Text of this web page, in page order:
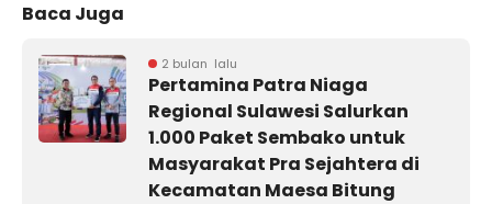
Baca Juga
2 bulan lalu
Pertamina Patra Niaga
Regional Sulawesi Salurkan
1.000 Paket Sembako untuk
Masyarakat Pra Sejahtera di
Kecamatan Maesa Bitung